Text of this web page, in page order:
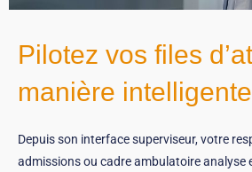
Pilotez vos files
manière intelligente
Depuis son interface superviseur, votre
admissions ou cadre ambulatoire analyse